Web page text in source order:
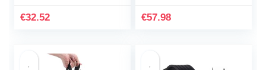
Mi Band 3/Mi Band 4
€32.52 €57.98